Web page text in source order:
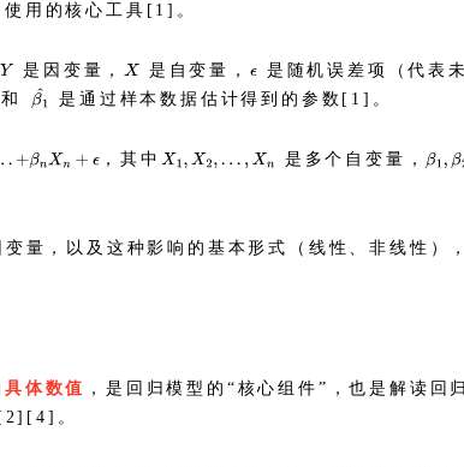
用的核心工具[1]。
是因变量， 是自变量，
是随机误差项（代表
和 是通过样本数据估计得到的参数[1]。
，其中 是多个自变量，
量，以及这种影响的基本形式（线性、非线性）
具体数值 ，是回归模型的“核心组件”，也是解读
。